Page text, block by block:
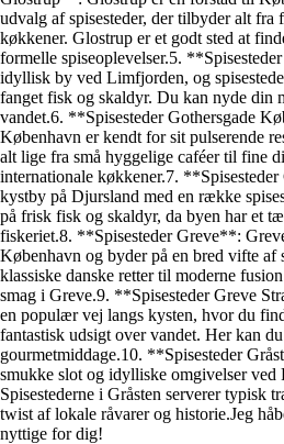
udvalg af spisesteder, der tilbyder alt fra
køkkener. Glostrup er et godt sted at
formelle spiseoplevelser.5.
idyllisk by ved Limfjorden, og
fanget fisk og skaldyr. Du kan nyde din
vandet.6. **Spisesteder Gothersgade
København er kendt for sit pulserende
alt lige fra små hyggelige caféer til fine
internationale køkkener.7.
kystby på Djursland med en række
på frisk fisk og skaldyr, da byen har et
fiskeriet.8. **Spisesteder Greve**:
København og byder på en bred vifte af
klassiske danske retter til moderne
smag i Greve.9. **Spisesteder Greve
en populær vej langs kysten, hvor du
fantastisk udsigt over vandet. Her kan
gourmetmiddage.10. **Spisesteder
smukke slot og idylliske omgivelser ved
Spisestederne i Gråsten serverer typisk
twist af lokale råvarer og historie.Jeg
nyttige for dig!